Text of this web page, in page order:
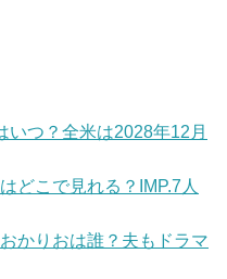
いつ？全米は2028年12月
どこで見れる？IMP.7人
かりおは誰？夫もドラマ